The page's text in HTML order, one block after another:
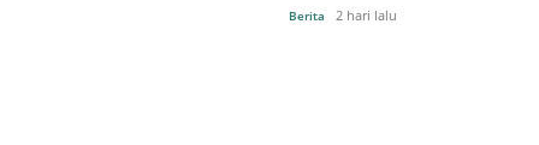
Berita 2 hari lalu